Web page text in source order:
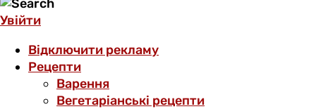
Увійти
Відключити рекламу
Рецепти
Варення
Вегетаріанські рецепти